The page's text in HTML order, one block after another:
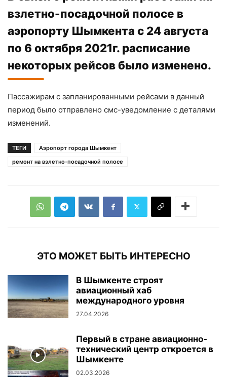
взлетно-посадочной полосе в
аэропорту Шымкента с 24 августа
по 6 октября 2021г. расписание
некоторых рейсов было изменено.
Пассажирам с запланированными рейсами в данный
период было отправлено смс-уведомление с деталями
изменений.
ТЕГИ
Аэропорт города Шымкент
ремонт на взлетно-посадочной полосе
ЭТО МОЖЕТ БЫТЬ ИНТЕРЕСНО
В Шымкенте строят
авиационный хаб
международного уровня
27.04.2026
Первый в стране авиационно-
технический центр откроется в
Шымкенте
02.03.2026